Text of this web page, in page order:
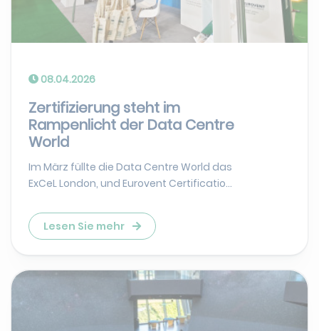
08.04.2026
Zertifizierung steht im
Rampenlicht der Data Centre
World
Im März füllte die Data Centre World das
ExCeL London, und Eurovent Certificatio...
Lesen Sie mehr